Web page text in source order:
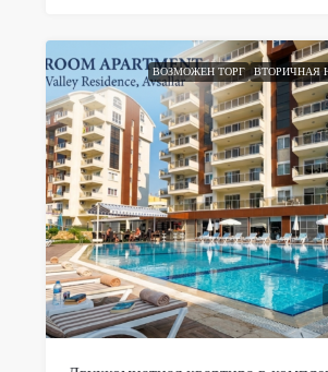
ВОЗМОЖЕН ТОРГ ВТОРИЧНАЯ